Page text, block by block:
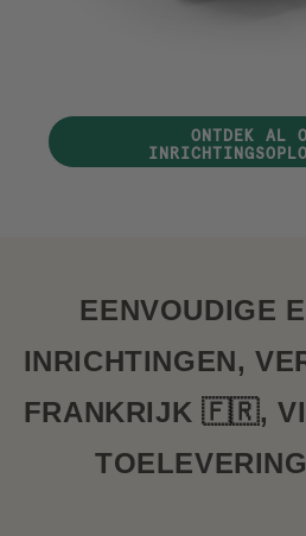
ONTDEK AL
EENVOUDIGE
INRICHTINGEN,
FRANKRIJK 🇫🇷,